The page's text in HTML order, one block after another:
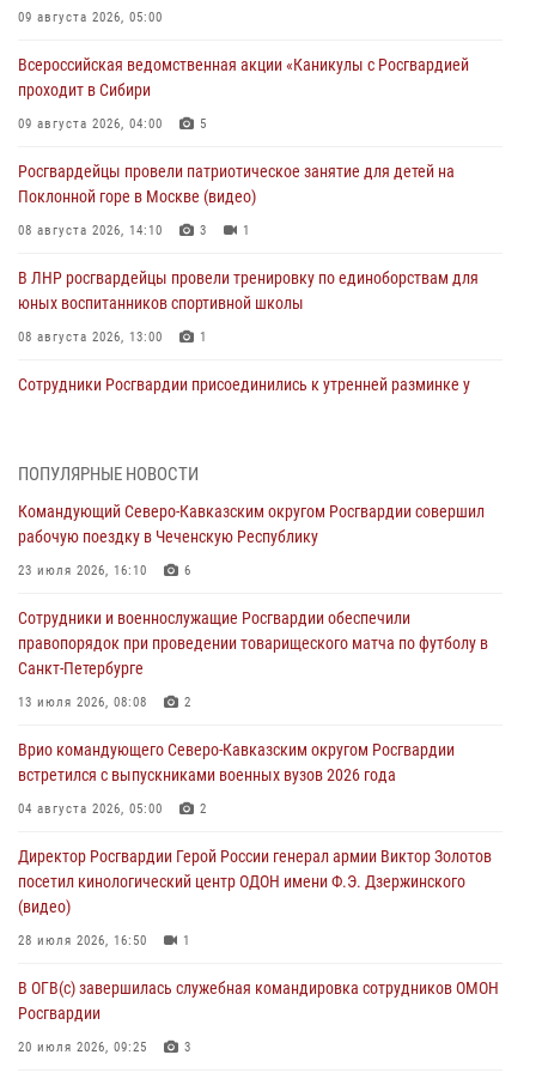
09 августа 2026, 05:00
Всероссийская ведомственная акции «Каникулы с Росгвардией
проходит в Сибири
09 августа 2026, 04:00 5
Росгвардейцы провели патриотическое занятие для детей на
Поклонной горе в Москве (видео)
08 августа 2026, 14:10 3 1
В ЛНР росгвардейцы провели тренировку по единоборствам для
юных воспитанников спортивной школы
08 августа 2026, 13:00 1
Сотрудники Росгвардии присоединились к утренней разминке у
в честь юбилея ведомства
08 августа 2026, 09:03
медицины с учетом опыта СВО
08 августа 2026, 09:00 2
В Кабардино-Балкарии сотрудники Росгвардии провели турнир по
08 августа 2026, 07:00
Военнослужащие Софринской бригады Росгвардии встретились с
дорогой к Победе в СВО» (видео)
2 1
ПОПУЛЯРНЫЕ НОВОСТИ
Командующий Северо-Кавказским округом Росгвардии совершил
рабочую поездку в Чеченскую Республику
23 июля 2026, 16:10 6
Сотрудники и военнослужащие Росгвардии обеспечили
правопорядок при проведении товарищеского матча по футболу в
Санкт-Петербурге
13 июля 2026, 08:08 2
Врио командующего Северо-Кавказским округом Росгвардии
встретился с выпускниками военных вузов 2026 года
04 августа 2026, 05:00 2
Директор Росгвардии Герой России генерал армии Виктор Золотов
посетил кинологический центр ОДОН имени Ф.Э. Дзержинского
(видео)
28 июля 2026, 16:50 1
В ОГВ(с) завершилась служебная командировка сотрудников ОМОН
Росгвардии
20 июля 2026, 09:25 3